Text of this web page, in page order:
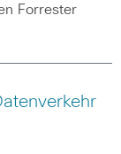
Forrester